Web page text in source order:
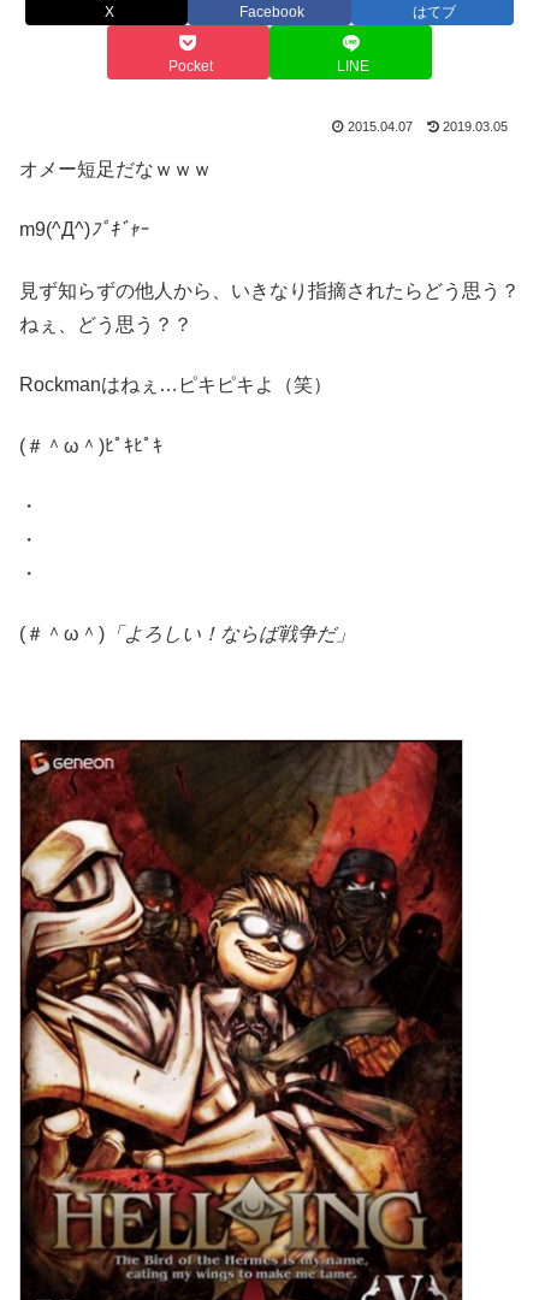
X Facebook はてブ
Pocket LINE
2015.04.07 2019.03.05
オメー短足だなｗｗｗ
m9(^Д^)ﾌﾟｷﾞｬｰ
見ず知らずの他人から、いきなり指摘されたらどう思う？
ねぇ、どう思う？？
Rockmanはねぇ…ピキピキよ（笑）
(＃＾ω＾)ﾋﾟｷﾋﾟｷ
・
・
・
(＃＾ω＾) 「よろしい！ならば戦争だ」